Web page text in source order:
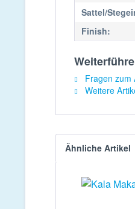
Sattel/
Finish:
Fragen zum
Weitere
Ähnliche Artikel